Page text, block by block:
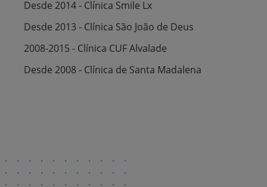
Desde 2014 - Clínica Smile Lx
Desde 2013 - Clínica São João de Deus
2008-2015 - Clínica CUF Alvalade
Desde 2008 - Clínica de Santa Madalena